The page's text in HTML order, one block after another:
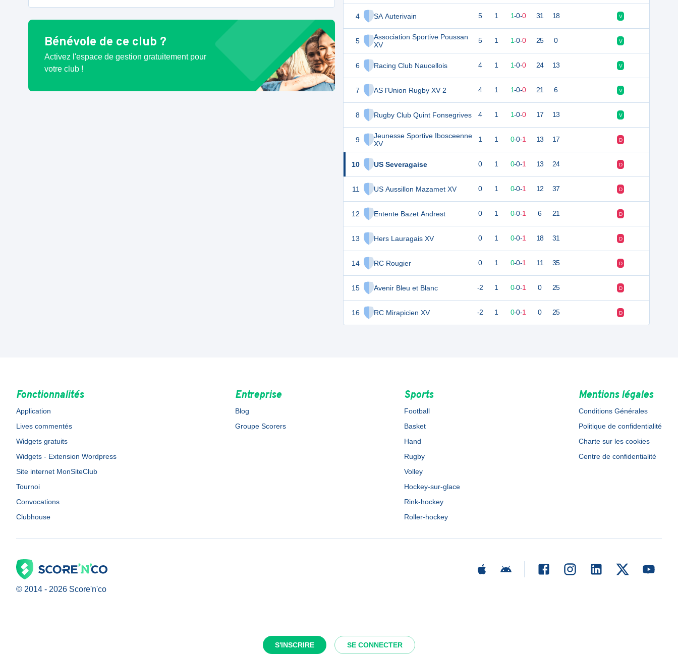
S'INSCRIRE SE CONNECTER
Bénévole de ce club ?
Activez l'espace de gestion gratuitement pour
votre club !
4 SA Auterivain
5
Association Sportive Poussan
XV
6 Racing Club Naucellois
7 AS l'Union Rugby XV 2
8 Rugby Club Quint Fonsegrives
9
Jeunesse Sportive Ibosceenne
XV
10 US Severagaise
11 US Aussillon Mazamet XV
12 Entente Bazet Andrest
13 Hers Lauragais XV
14 RC Rougier
15 Avenir Bleu et Blanc
16 RC Mirapicien XV
5 1 1-0-0 31 18 V
5 1 1-0-0 25 0 V
4 1 1-0-0 24 13 V
4 1 1-0-0 21 6 V
4 1 1-0-0 17 13 V
1 1 0-0-1 13 17 D
0 1 0-0-1 13 24 D
0 1 0-0-1 12 37 D
0 1 0-0-1 6 21 D
0 1 0-0-1 18 31 D
0 1 0-0-1 11 35 D
-2 1 0-0-1 0 25 D
-2 1 0-0-1 0 25 D
Fonctionnalités
Application
Lives commentés
Widgets gratuits
Widgets - Extension Wordpress
Site internet MonSiteClub
Tournoi
Convocations
Clubhouse
Entreprise
Blog
Groupe Scorers
Sports
Football
Basket
Hand
Rugby
Volley
Hockey-sur-glace
Rink-hockey
Roller-hockey
Mentions légales
Conditions Générales
Politique de confidentialité
Charte sur les cookies
Centre de confidentialité
© 2014 - 2026 Score'n'co